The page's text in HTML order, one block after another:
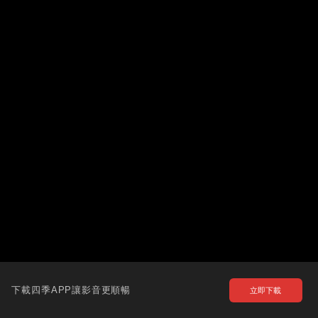
下載四季APP讓影音更順暢 立即下載